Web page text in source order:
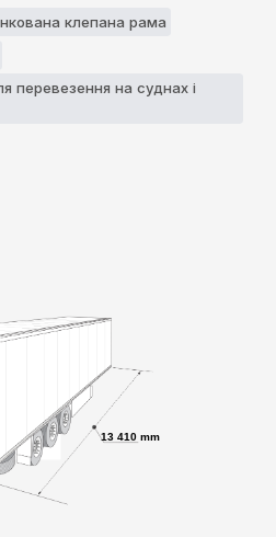
клепана рама
перевезення нa суднах і
13 410 mm